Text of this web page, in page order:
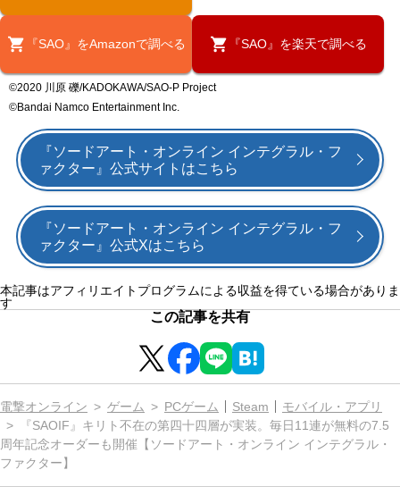
『SAO』をAmazonで調べる 『SAO』を楽天で調べる
©2020 川原 礫/KADOKAWA/SAO-P Project
©Bandai Namco Entertainment Inc.
『ソードアート・オンライン インテグラル・フ
ァクター』公式サイトはこちら
『ソードアート・オンライン インテグラル・フ
ァクター』公式Xはこちら
本記事はアフィリエイトプログラムによる収益を得ている場合がありま
す
この記事を共有
電撃オンライン ゲーム PCゲーム Steam
モバイル・アプリ
『SAOIF』キリト不在の第四十四層が実装。毎日11連が無料の7.5
周年記念オーダーも開催【ソードアート・オンライン インテグラル・
ファクター】